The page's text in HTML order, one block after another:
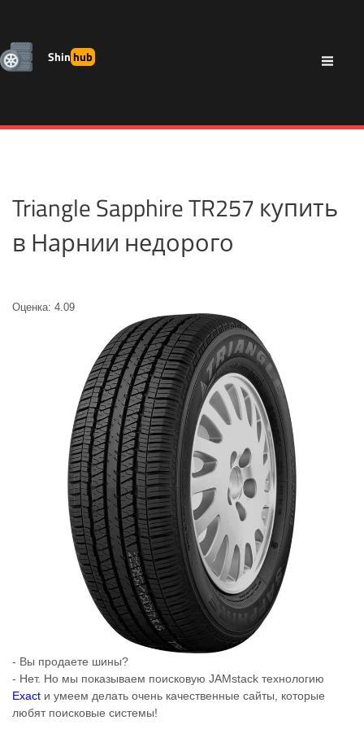
Shinhub
Triangle Sapphire TR257 купить
в Нарнии недорого
Оценка: 4.09
- Вы продаете шины?
- Нет. Но мы показываем поисковую JAMstack технологию
Exact и умеем делать очень качественные сайты, которые
любят поисковые системы!